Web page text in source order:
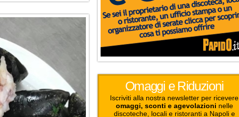
Omaggi e Riduzioni
Iscriviti alla nostra newsletter per ricevere
omaggi, sconti e agevolazioni nelle
discoteche, locali e ristoranti a Napoli e